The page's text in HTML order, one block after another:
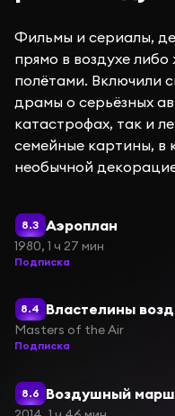
Фильмы и сериалы,
прямо в воздухе
полётами. Включили
драмы о серьёзных
катастрофах, так и
семейные картины, в
необычной
8.3 Аэроплан
1980, 1 ч 27 мин
Подписка
8.4
Masters of the Air
Подписка
8.6 Воздушный